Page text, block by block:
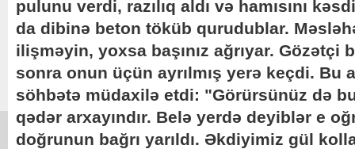
pulunu verdi, razılıq aldı və hamısını
da dibinə beton töküb qurudublar.
ilişməyin, yoxsa başınız ağrıyar. Gözətçi
sonra onun üçün ayrılmış yerə keçdi. Bu
söhbətə müdaxilə etdi: "Görürsünüz də
qədər arxayındır. Belə yerdə deyiblər e
doğrunun bağrı yarıldı. Əkdiyimiz gül